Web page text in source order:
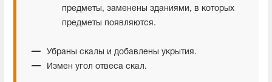
предметы, заменены зданиями, в которых
предметы появляются.
Убраны скалы и добавлены укрытия.
Измен угол отвеса скал.